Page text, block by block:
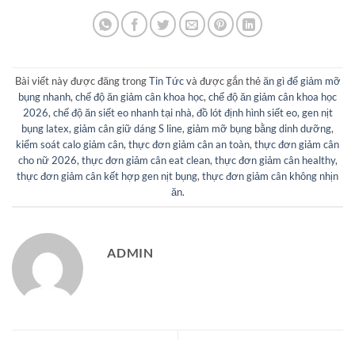
Bài viết này được đăng trongTin Tứcvà được gắn thẻăn gì để giảm mỡ
bụng nhanh, chế độ ăn giảm cân khoa học, chế độ ăn giảm cân khoa học
2026, chế độ ăn siết eo nhanh tại nhà, đồ lót định hình siết eo, gen nịt
bụng latex, giảm cân giữ dáng S line, giảm mỡ bụng bằng dinh dưỡng,
kiểm soát calo giảm cân, thực đơn giảm cân an toàn, thực đơn giảm cân
cho nữ 2026, thực đơn giảm cân eat clean, thực đơn giảm cân healthy,
thực đơn giảm cân kết hợp gen nịt bụng, thực đơn giảm cân không nhịn
ăn.
ADMIN